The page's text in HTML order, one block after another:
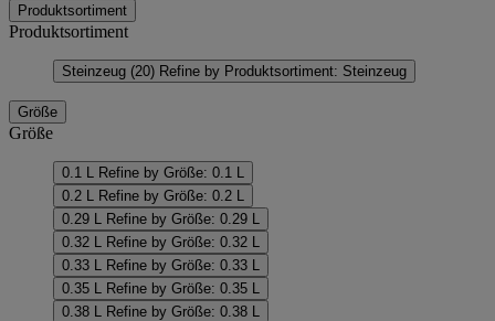
Produktsortiment
Produktsortiment
Steinzeug (20) Refine by Produktsortiment: Steinzeug
Größe
Größe
0.1 L
Refine by Größe: 0.1 L
0.2 L
Refine by Größe: 0.2 L
0.29 L
Refine by Größe: 0.29 L
0.32 L
Refine by Größe: 0.32 L
0.33 L
Refine by Größe: 0.33 L
0.35 L
Refine by Größe: 0.35 L
0.38 L
Refine by Größe: 0.38 L